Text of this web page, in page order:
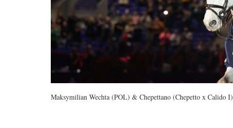
Maksymilian Wechta (POL) & Chepettano (Chepetto x Calido I)